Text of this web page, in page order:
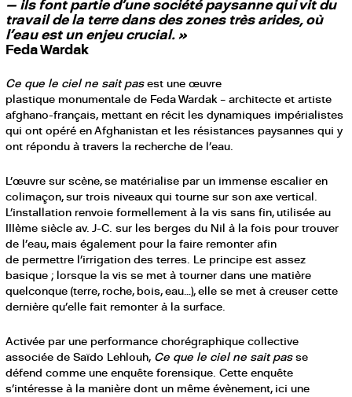
— ils font partie d’une société paysanne qui vit du
travail de la terre dans des zones très arides, où
l’eau est un enjeu crucial. »
Feda Wardak
Ce que le ciel ne sait pasest une œuvre
plastique monumentale de Feda Wardak – architecte et artiste
afghano-français, mettant en récit les dynamiques impérialistes
qui ont opéré en Afghanistan et les résistances paysannes qui y
ont répondu à travers la recherche de l’eau.
L’œuvre sur scène, se matérialise par un immense escalier en
colimaçon, sur trois niveaux qui tourne sur son axe vertical.
L’installation renvoie formellement à la vis sans fin, utilisée au
IIIème siècle av. J-C. sur les berges du Nil à la fois pour trouver
de l’eau, mais également pour la faire remonter afin
de permettre l’irrigation des terres. Le principe est assez
basique ; lorsque la vis se met à tourner dans une matière
quelconque (terre, roche, bois, eau…), elle se met à creuser cette
dernière qu’elle fait remonter à la surface.
Activée par une performance chorégraphique collective
associée de Saïdo Lehlouh, Ce que le ciel ne sait passe
défend comme une enquête forensique. Cette enquête
s’intéresse à la manière dont un même évènement, ici une